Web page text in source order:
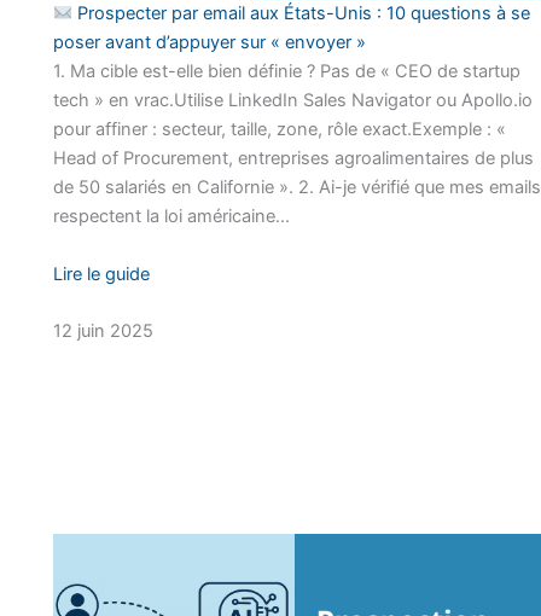
Prospecter par email aux États-Unis : 10 questions à se
poser avant d’appuyer sur « envoyer »
1. Ma cible est-elle bien définie ? Pas de « CEO de startup
tech » en vrac.Utilise LinkedIn Sales Navigator ou Apollo.io
pour affiner : secteur, taille, zone, rôle exact.Exemple : «
Head of Procurement, entreprises agroalimentaires de plus
de 50 salariés en Californie ». 2. Ai-je vérifié que mes emails
respectent la loi américaine…
Lire le guide
12 juin 2025